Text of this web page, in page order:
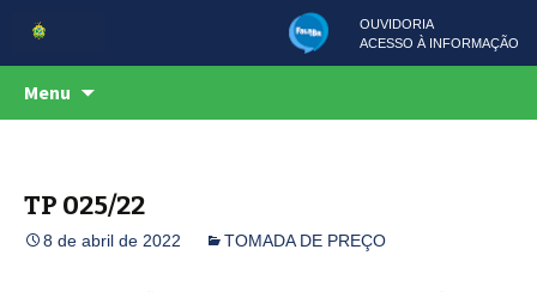
OUVIDORIA
ACESSO À INFORMAÇÃO
CSC
Centro de Serviços Compartilhados
Menu
TP 025/22
8 de abril de 2022 TOMADA DE PREÇO